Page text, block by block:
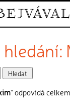
“ odpovídá